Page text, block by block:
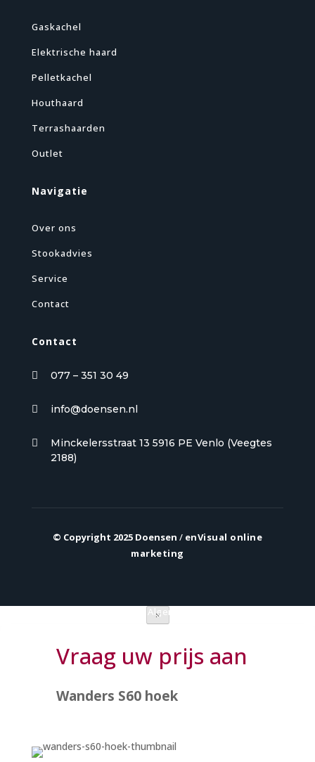
Gaskachel
Elektrische haard
Pelletkachel
Houthaard
Terrashaarden
Outlet
Navigatie
Over ons
Stookadvies
Service
Contact
Contact
 077 – 351 30 49
 info@doensen.nl

Minckelersstraat 13 5916 PE Venlo (Veegtes
2188)
© Copyright 2025 Doensen / enVisual online
marketing
|Algemene voorwaarden
×
Vraag uw prijs aan
Wanders S60 hoek